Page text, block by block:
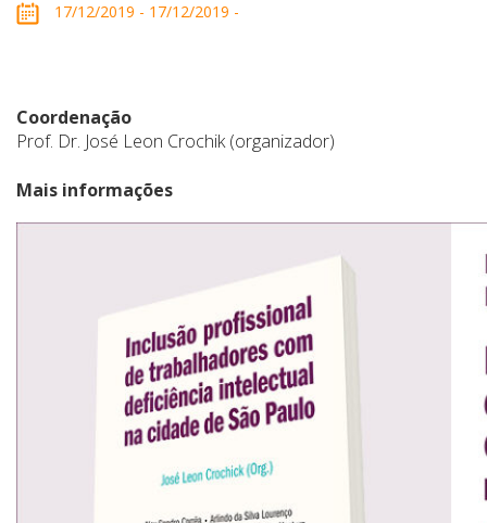
17/12/2019 - 17/12/2019 -
Coordenação
Prof. Dr. José Leon Crochik (organizador)
Mais informações